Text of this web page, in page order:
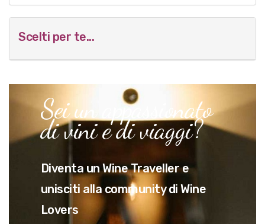
Scelti per te...
Sei un appassionato
di vini e di viaggi?
Diventa un Wine Traveller e
unisciti alla community di Wine
Lovers